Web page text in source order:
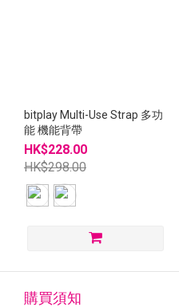
bitplay Multi-Use Strap 多功
能 機能背帶
HK$228.00
HK$298.00
購買須知